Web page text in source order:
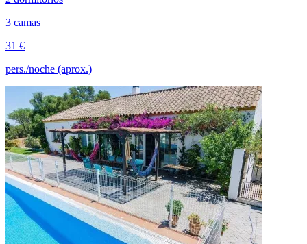
3 camas
31 €
pers./noche (aprox.)